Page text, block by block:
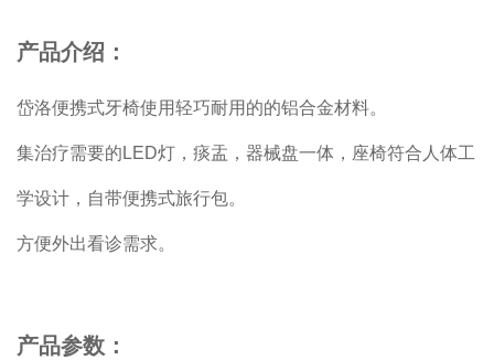
产品介绍：
岱洛便携式牙椅使用轻巧耐用的的铝合金材料。
集治疗需要的LED灯，痰盂，器械盘一体，座椅符合人体工
学设计，自带便携式旅行包。
方便外出看诊需求。
产品参数：